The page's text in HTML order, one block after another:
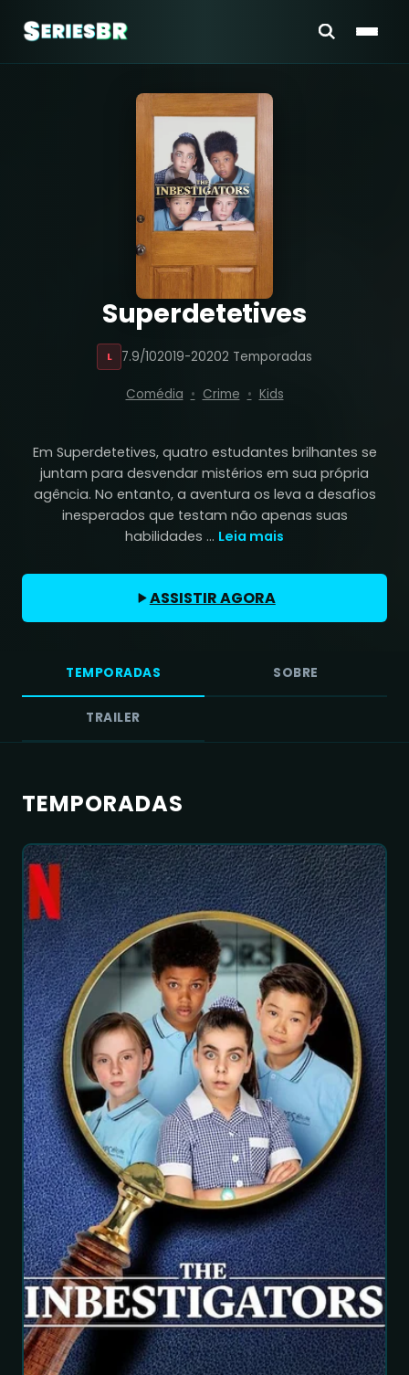
Superdetetives
L 7.9/102019-20202 Temporadas
Comédia Crime Kids
Em Superdetetives, quatro estudantes brilhantes se
juntam para desvendar mistérios em sua própria
agência. No entanto, a aventura os leva a desafios
inesperados que testam não apenas suas
habilidades ... Leia mais
ASSISTIR AGORA
TEMPORADAS SOBRE
TRAILER
TEMPORADAS